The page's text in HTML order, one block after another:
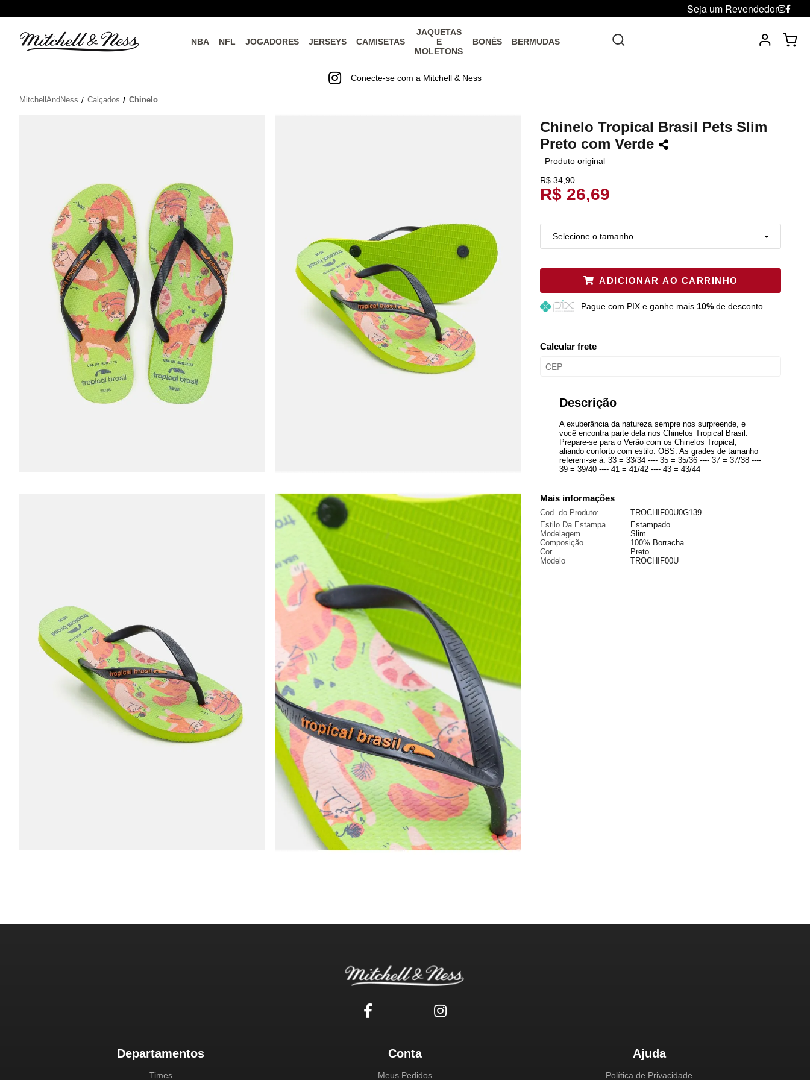
Seja um Revendedor
NBA NFL JOGADORES JERSEYS CAMISETAS
JAQUETAS
E
MOLETONS
BONÉS BERMUDAS
Conecte-se com a Mitchell & Ness
MitchellAndNess Calçados Chinelo
Chinelo Tropical Brasil Pets Slim
Preto com Verde
Produto original
R$ 34,90
R$ 26,69
Selecione o tamanho...
Esgotado
37 Esgotado
ADICIONAR AO CARRINHO
Pague com PIX e ganhe mais 10%de desconto
Calcular frete
Descrição
A exuberância da natureza sempre nos surpreende, e
você encontra parte dela nos Chinelos Tropical Brasil.
Prepare-se para o Verão com os Chinelos Tropical,
aliando conforto com estilo. OBS: As grades de tamanho
referem-se à: 33 = 33/34 ---- 35 = 35/36 ---- 37 = 37/38 ----
39 = 39/40 ---- 41 = 41/42 ---- 43 = 43/44
Mais informações
Cod. do Produto:
TROCHIF00U0G139
Estilo Da Estampa
Estampado
Modelagem
Slim
Composição
100% Borracha
Cor
Preto
Modelo
TROCHIF00U
Departamentos
Times
Conta
Meus Pedidos
Ajuda
Política de Privacidade